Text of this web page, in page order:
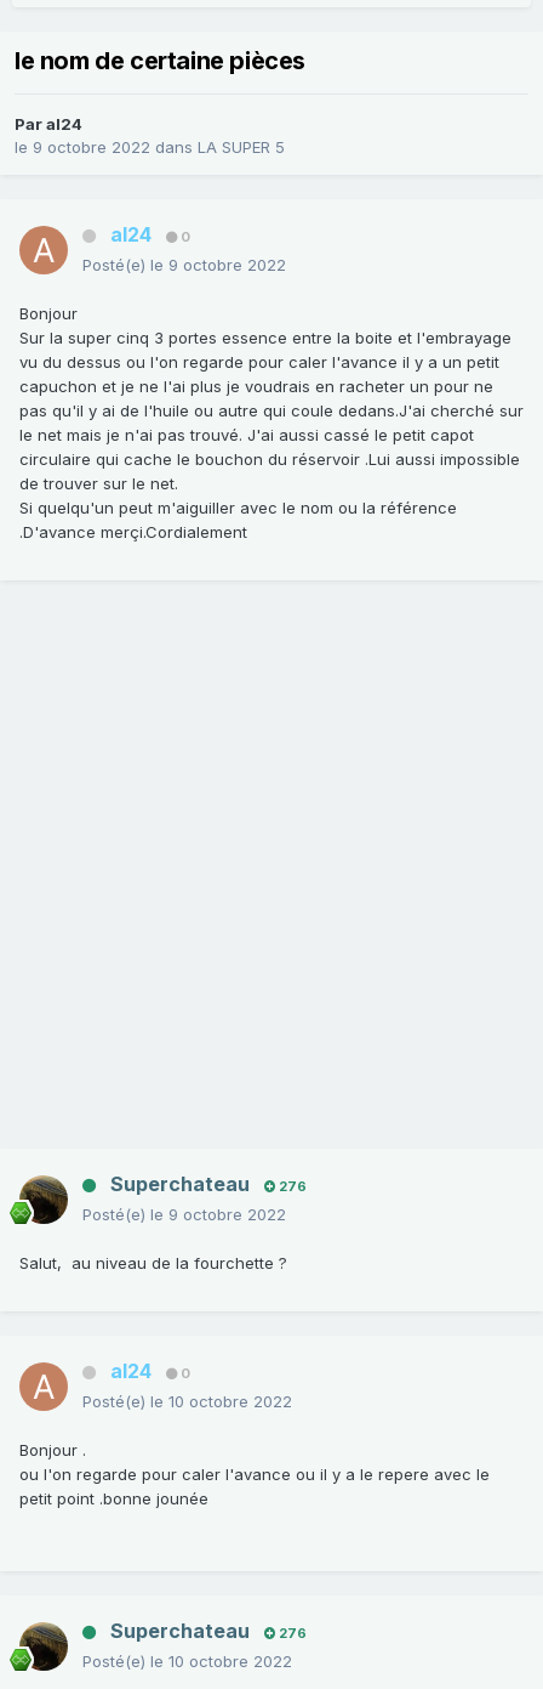
le nom de certaine pièces
Paral24
le 9 octobre 2022 dans LA SUPER 5
al24 0
Posté(e) le 9 octobre 2022
Bonjour
Sur la super cinq 3 portes essence entre la boite et l'embrayage
vu du dessus ou l'on regarde pour caler l'avance il y a un petit
capuchon et je ne l'ai plus je voudrais en racheter un pour ne
pas qu'il y ai de l'huile ou autre qui coule dedans.J'ai cherché sur
le net mais je n'ai pas trouvé. J'ai aussi cassé le petit capot
circulaire qui cache le bouchon du réservoir .Lui aussi impossible
de trouver sur le net.
Si quelqu'un peut m'aiguiller avec le nom ou la référence
.D'avance merçi.Cordialement
Superchateau 276
Posté(e) le 9 octobre 2022
Salut, au niveau de la fourchette ?
al24 0
Posté(e) le 10 octobre 2022
Bonjour .
ou l'on regarde pour caler l'avance ou il y a le repere avec le
petit point .bonne jounée
Superchateau 276
Posté(e) le 10 octobre 2022